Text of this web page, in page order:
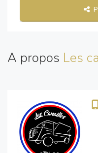
A propos Les